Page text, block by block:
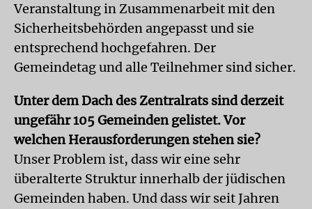
Veranstaltung in Zusammenarbeit mit den
Sicherheitsbehörden angepasst und sie
entsprechend hochgefahren. Der
Gemeindetag und alle Teilnehmer sind sicher.
Unter dem Dach des Zentralrats sind derzeit
ungefähr 105 Gemeinden gelistet. Vor
welchen Herausforderungen stehen sie?
Unser Problem ist, dass wir eine sehr
überalterte Struktur innerhalb der jüdischen
Gemeinden haben. Und dass wir seit Jahren